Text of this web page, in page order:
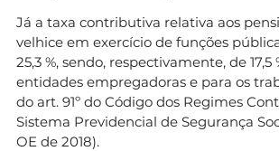
Já a taxa contributiva relativa aos
velhice em exercício de funções
25,3 %, sendo, respectivamente, de 17,5
entidades empregadoras e para os
do art. 91º do Código dos Regimes
Sistema Previdencial de Segurança
OE de 2018).